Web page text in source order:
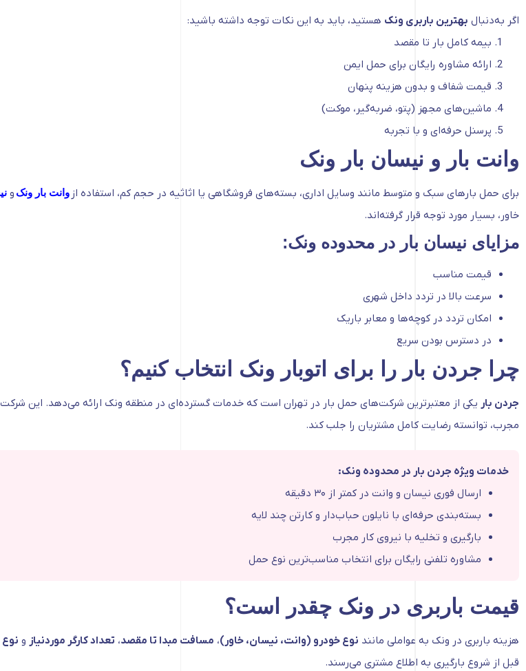
اگر به‌دنبال بهترین باربری ونک هستید، باید به این نکات توجه داشته باشید:
بیمه کامل بار تا مقصد
ارائه مشاوره رایگان برای حمل ایمن
قیمت شفاف و بدون هزینه پنهان
ماشین‌های مجهز (پتو، ضربه‌گیر، موکت)
پرسنل حرفه‌ای و با تجربه
وانت بار و نیسان بار ونک
برای حمل بارهای سبک و متوسط مانند وسایل اداری، بسته‌های فروشگاهی یا اثاثیه در حجم کم، استفاده از وانت بار ونک و
خاور، بسیار مورد توجه قرار گرفته‌اند.
مزایای نیسان بار در محدوده ونک:
قیمت مناسب
سرعت بالا در تردد داخل شهری
امکان تردد در کوچه‌ها و معابر باریک
در دسترس بودن سریع
چرا جردن بار را برای اتوبار ونک انتخاب کنیم؟
جردن بار
مجرب، توانسته رضایت کامل مشتریان را جلب کند.
خدمات ویژه جردن بار در محدوده ونک:
ارسال فوری نیسان و وانت در کمتر از ۳۰ دقیقه
بسته‌بندی حرفه‌ای با نایلون حباب‌دار و کارتن چند لایه
بارگیری و تخلیه با نیروی کار مجرب
مشاوره تلفنی رایگان برای انتخاب مناسب‌ترین نوع حمل
قیمت باربری در ونک چقدر است؟
هزینه باربری در ونک به عواملی مانند نوع خودرو (وانت، نیسان، خاور)، مسافت مبدا تا مقصد، تعداد کارگر موردنیاز و
قبل از شروع بارگیری به اطلاع مشتری می‌رسند.